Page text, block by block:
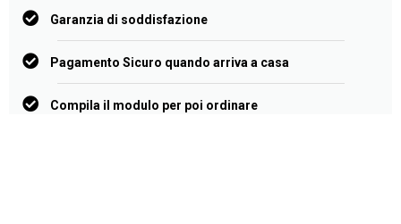
Garanzia di soddisfazione
Pagamento Sicuro quando arriva a casa
Compila il modulo per poi ordinare